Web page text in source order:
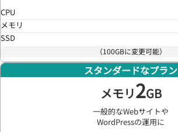
CPU
メモリ
SSD
（100GBに変更可能）
スタンダードなプラン
メモリ2GB
一般的なWebサイトや
WordPressの運用に